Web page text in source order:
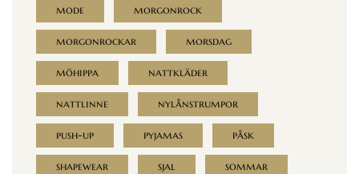
mode morgonrock
morgonrockar morsdag
möhippa nattkläder
nattlinne nylånstrumpor
push-up pyjamas påsk
shapewear sjal sommar